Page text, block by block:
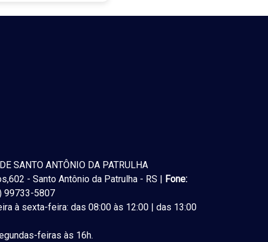
SANTO ANTÔNIO DA PATRULHA
- Santo Antônio da Patrulha - RS | Fone:
99733-5807
à sexta-feira: das 08:00 às 12:00 | das 13:00
feiras às 16h.